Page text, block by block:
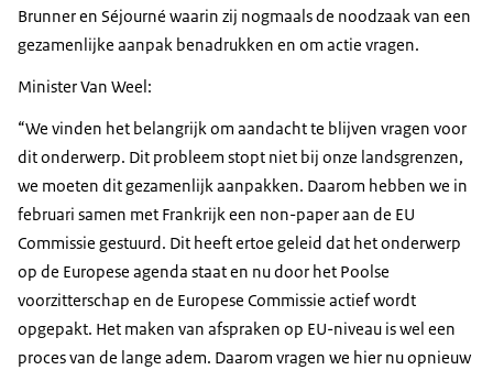
Brunner en Séjourné waarin zij nogmaals de noodzaak van een
gezamenlijke aanpak benadrukken en om actie vragen.
Minister Van Weel:
“We vinden het belangrijk om aandacht te blijven vragen voor
dit onderwerp. Dit probleem stopt niet bij onze landsgrenzen,
we moeten dit gezamenlijk aanpakken. Daarom hebben we in
februari samen met Frankrijk een non-paper aan de EU
Commissie gestuurd. Dit heeft ertoe geleid dat het onderwerp
op de Europese agenda staat en nu door het Poolse
voorzitterschap en de Europese Commissie actief wordt
opgepakt. Het maken van afspraken op EU-niveau is wel een
proces van de lange adem. Daarom vragen we hier nu opnieuw